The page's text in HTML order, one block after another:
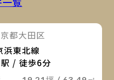
を見る
都大田区
浜東北線
/ 徒歩6分